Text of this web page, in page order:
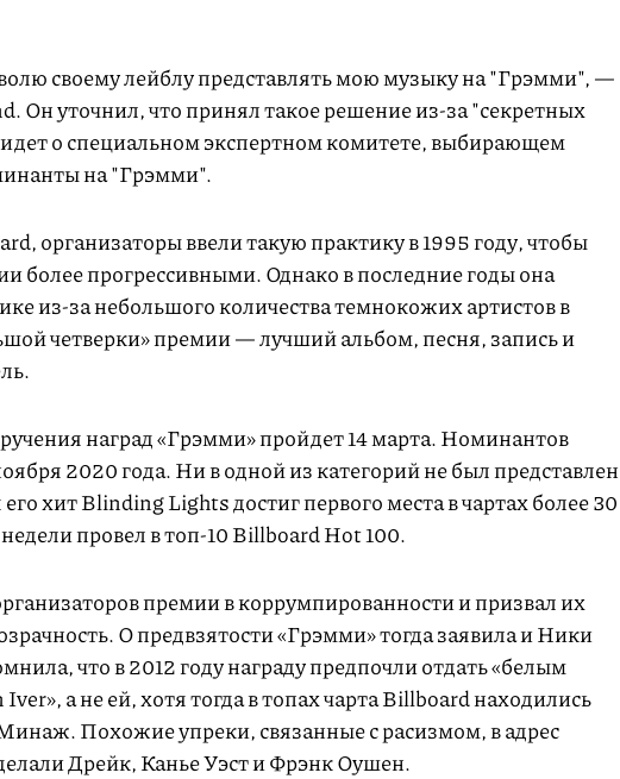
своему лейблу представлять мою музыку на "Грэмми", —
Он уточнил, что принял такое решение из-за "секретных
о специальном экспертном комитете, выбирающем
на "Грэмми".
организаторы ввели такую практику в 1995 году, чтобы
более прогрессивными. Однако в последние годы она
из-за небольшого количества темнокожих артистов в
четверки» премии — лучший альбом, песня, запись и
наград «Грэмми» пройдет 14 марта. Номинантов
2020 года. Ни в одной из категорий не был представлен
хит Blinding Lights достиг первого места в чартах более 30
провел в топ-10 Billboard Hot 100.
премии в коррумпированности и призвал их
О предвзятости «Грэмми» тогда заявила и Ники
что в 2012 году награду предпочли отдать «белым
а не ей, хотя тогда в топах чарта Billboard находились
Похожие упреки, связанные с расизмом, в адрес
Дрейк, Канье Уэст и Фрэнк Оушен.